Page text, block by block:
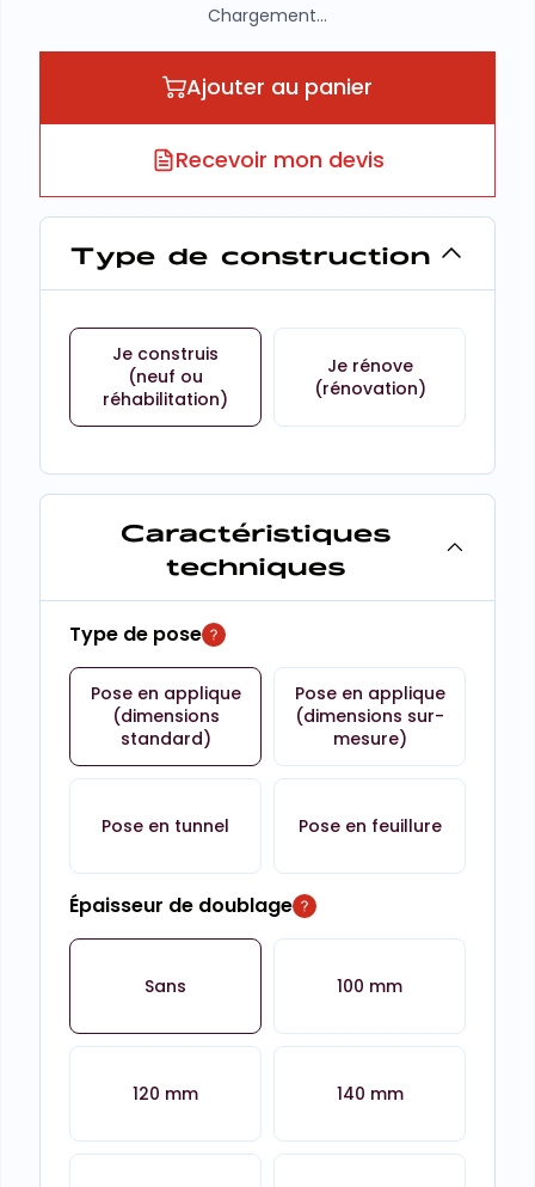
Chargement...
Ajouter au panier
Recevoir mon devis
Type de construction
Je construis
(neuf ou
réhabilitation)
Je rénove
(rénovation)
Caractéristiques
techniques
Type de pose
Pose en applique
(dimensions
standard)
Pose en applique
(dimensions sur-
mesure)
Pose en tunnel Pose en feuillure
Épaisseur de doublage
Sans 100 mm
120 mm 140 mm